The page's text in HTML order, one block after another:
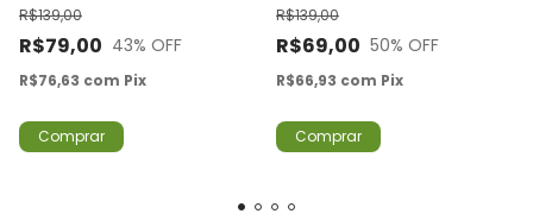
R$79,00
R$139,00
43% OFF
R$76,63 com Pix
Comprar
R$69,00
R$139,00
50% OFF
R$66,93 com Pix
Comprar